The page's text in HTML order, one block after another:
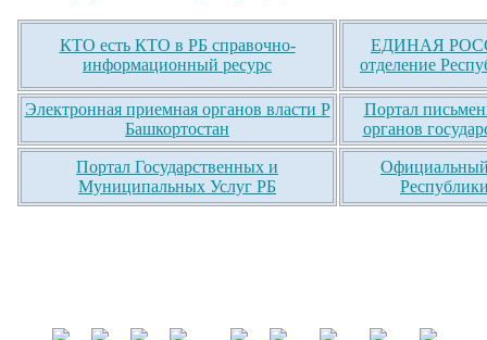
КТО есть КТО в РБ справочно-
информационный ресурс
ЕДИНАЯ
отделение
Электронная приемная органов власти Р
Башкортостан
Портал
органов
Портал Государственных и
Муниципальных Услуг РБ
Официальный